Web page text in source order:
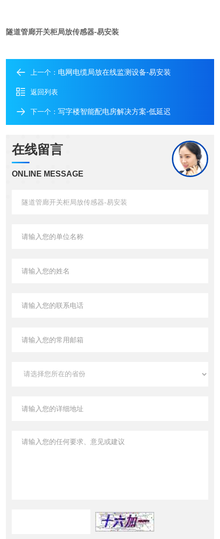
隧道管廊开关柜局放传感器-易安装
上一个： 电网电缆局放在线监测设备-易安装
返回列表
下一个： 写字楼智能配电房解决方案-低延迟
在线留言
ONLINE MESSAGE